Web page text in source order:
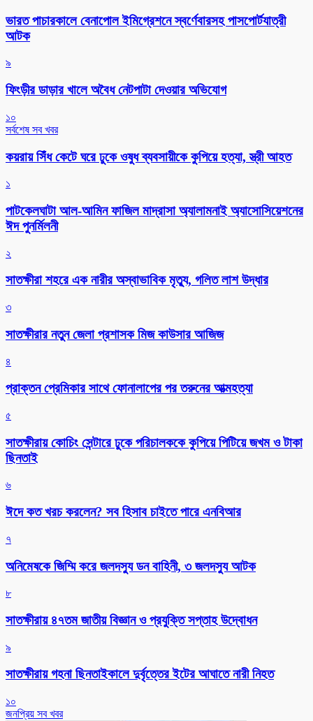
ভারত পাচারকালে বেনাপোল ইমিগ্রেশনে স্বর্ণেবারসহ পাসপোর্টযাত্রী
আটক
৯
ফিংড়ীর ডাড়ার খালে অবৈধ নেটপাটা দেওয়ার অভিযোগ
১০
সর্বশেষ সব খবর
কয়রায় সিঁধ কেটে ঘরে ঢুকে ওষুধ ব্যবসায়ীকে কুপিয়ে হত্যা, স্ত্রী আহত
১
পাটকেলঘাটা আল-আমিন ফাজিল মাদ্রাসা অ্যালামনাই অ্যাসোসিয়েশনের
ঈদ পুনর্মিলনী
২
সাতক্ষীরা শহরে এক নারীর অস্বাভাবিক মৃত্যু, গলিত লাশ উদ্ধার
৩
সাতক্ষীরার নতুন জেলা প্রশাসক মিজ কাউসার আজিজ
৪
প্রাক্তন প্রেমিকার সাথে ফোনালাপের পর তরুনের আত্মহত্যা
৫
সাতক্ষীরায় কোচিং সেন্টারে ঢুকে পরিচালককে কুপিয়ে পিটিয়ে জখম ও টাকা
ছিনতাই
৬
ঈদে কত খরচ করলেন? সব হিসাব চাইতে পারে এনবিআর
৭
অনিমেষকে জিম্মি করে জলদস্যু ডন বাহিনী, ৩ জলদস্যু আটক
৮
সাতক্ষীরায় ৪৭তম জাতীয় বিজ্ঞান ও প্রযুক্তি সপ্তাহ উদ্বোধন
৯
সাতক্ষীরায় গহনা ছিনতাইকালে দুর্বৃত্তের ইটের আঘাতে নারী নিহত
১০
জনপ্রিয় সব খবর